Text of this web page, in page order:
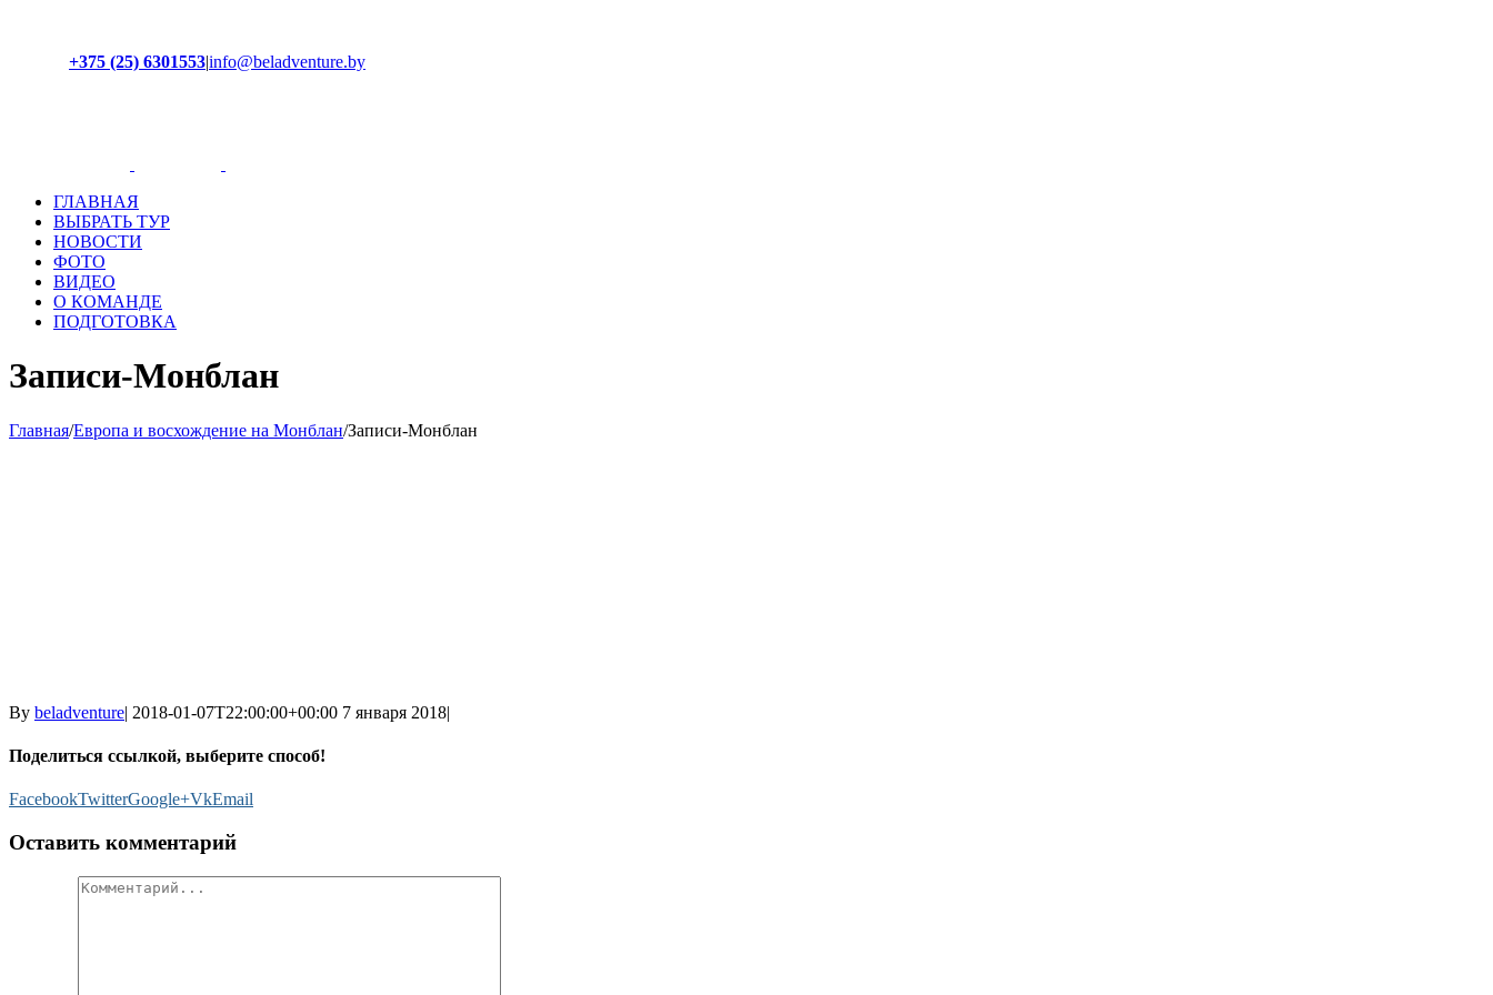
+375 (25) 6301553|info@beladventure.by
ГЛАВНАЯ
ВЫБРАТЬ ТУР
НОВОСТИ
ФОТО
ВИДЕО
О КОМАНДЕ
ПОДГОТОВКА
Записи-Монблан
Главная/Европа и восхождение на Монблан/Записи-Монблан
By beladventure| 2018-01-07T22:00:00+00:00 7 января 2018|
Поделиться ссылкой, выберите способ!
FacebookTwitterGoogle+VkEmail
Оставить комментарий